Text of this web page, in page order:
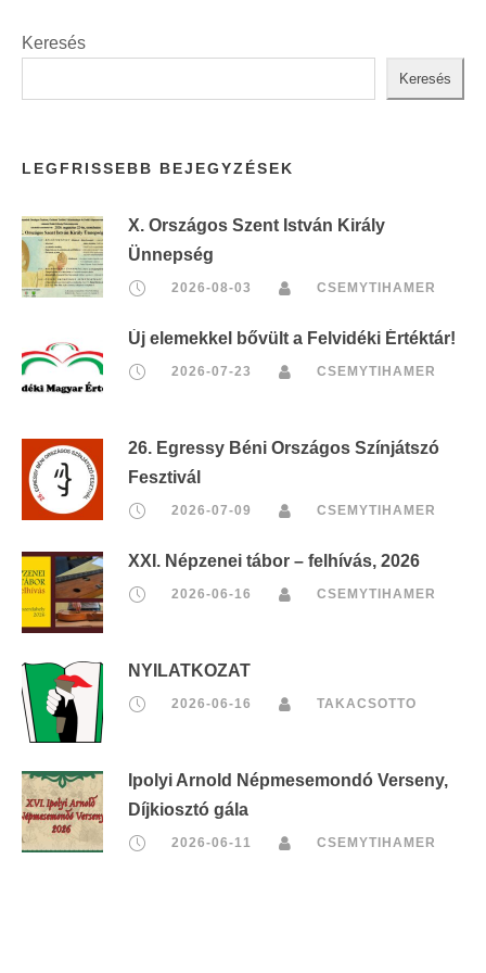
Keresés
Keresés
LEGFRISSEBB BEJEGYZÉSEK
X. Országos Szent István Király
Ünnepség
2026-08-03 CSEMYTIHAMER
Új elemekkel bővült a Felvidéki Értéktár!
2026-07-23 CSEMYTIHAMER
26. Egressy Béni Országos Színjátszó
Fesztivál
2026-07-09 CSEMYTIHAMER
XXI. Népzenei tábor – felhívás, 2026
2026-06-16 CSEMYTIHAMER
NYILATKOZAT
2026-06-16 TAKACSOTTO
Ipolyi Arnold Népmesemondó Verseny,
Díjkiosztó gála
2026-06-11 CSEMYTIHAMER